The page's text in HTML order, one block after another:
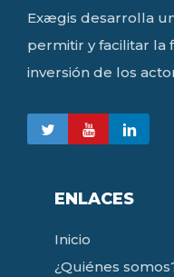
Exægis desarrolla
permitir y facilitar la
inversión de los
ENLACES
Inicio
¿Quiénes